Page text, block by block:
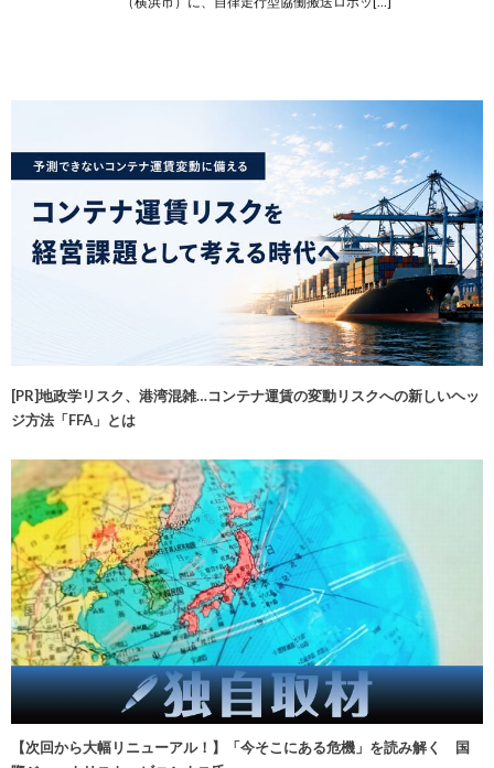
[PR]地政学リスク、港湾混雑…コンテナ運賃の変動リスクへの新しいヘッ
ジ方法「FFA」とは
【次回から大幅リニューアル！】「今そこにある危機」を読み解く 国